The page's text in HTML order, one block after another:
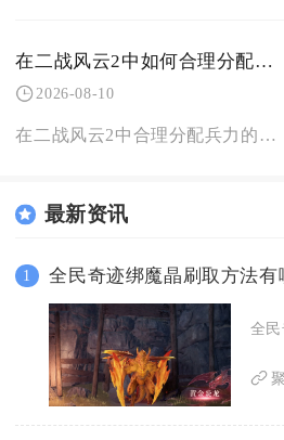
在二战风云2中如何合理分配兵力
2026-08-10
在二战风云2中合理分配兵力的核心思路是围绕领土发育、攻坚作战、城防驻防划分作战编队，严格区
最新资讯
1 全民奇迹绑魔晶刷取方法有
全